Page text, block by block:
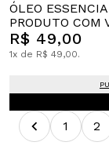
ÓLEO
PRODUTO COM
R$ 49,00
1x de R$ 49,00.
1
2